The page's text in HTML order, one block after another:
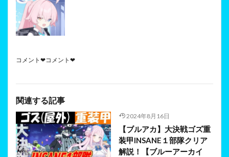
コメント❤コメント❤
関連する記事
2024年8月16日
【ブルアカ】大決戦ゴズ重
装甲INSANE１部隊クリア
解説！【ブルーアーカイ